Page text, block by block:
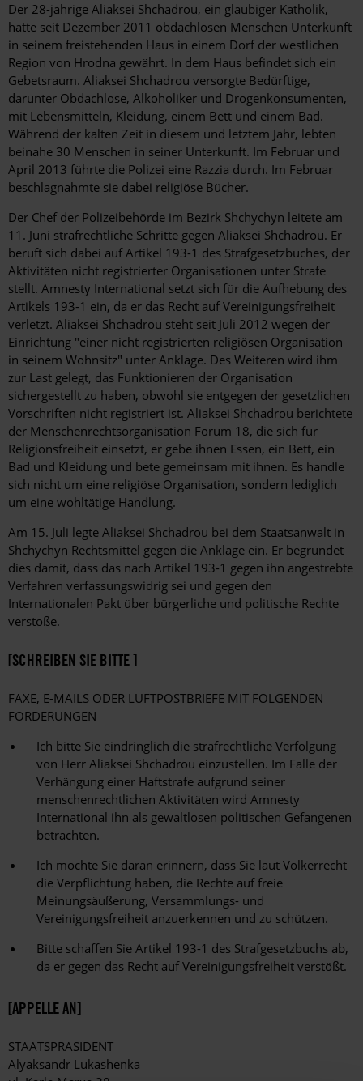
Der 28-jährige Aliaksei Shchadrou, ein gläubiger Katholik,
hatte seit Dezember 2011 obdachlosen Menschen Unterkunft
in seinem freistehenden Haus in einem Dorf der westlichen
Region von Hrodna gewährt. In dem Haus befindet sich ein
Gebetsraum. Aliaksei Shchadrou versorgte Bedürftige,
darunter Obdachlose, Alkoholiker und Drogenkonsumenten,
mit Lebensmitteln, Kleidung, einem Bett und einem Bad.
Während der kalten Zeit in diesem und letztem Jahr, lebten
beinahe 30 Menschen in seiner Unterkunft. Im Februar und
April 2013 führte die Polizei eine Razzia durch. Im Februar
beschlagnahmte sie dabei religiöse Bücher.
Der Chef der Polizeibehörde im Bezirk Shchychyn leitete am
11. Juni strafrechtliche Schritte gegen Aliaksei Shchadrou. Er
beruft sich dabei auf Artikel 193-1 des Strafgesetzbuches, der
Aktivitäten nicht registrierter Organisationen unter Strafe
stellt. Amnesty International setzt sich für die Aufhebung des
Artikels 193-1 ein, da er das Recht auf Vereinigungsfreiheit
verletzt. Aliaksei Shchadrou steht seit Juli 2012 wegen der
Einrichtung "einer nicht registrierten religiösen Organisation
in seinem Wohnsitz" unter Anklage. Des Weiteren wird ihm
zur Last gelegt, das Funktionieren der Organisation
sichergestellt zu haben, obwohl sie entgegen der gesetzlichen
Vorschriften nicht registriert ist. Aliaksei Shchadrou berichtete
der Menschenrechtsorganisation Forum 18, die sich für
Religionsfreiheit einsetzt, er gebe ihnen Essen, ein Bett, ein
Bad und Kleidung und bete gemeinsam mit ihnen. Es handle
sich nicht um eine religiöse Organisation, sondern lediglich
um eine wohltätige Handlung.
Am 15. Juli legte Aliaksei Shchadrou bei dem Staatsanwalt in
Shchychyn Rechtsmittel gegen die Anklage ein. Er begründet
dies damit, dass das nach Artikel 193-1 gegen ihn angestrebte
Verfahren verfassungswidrig sei und gegen den
Internationalen Pakt über bürgerliche und politische Rechte
verstoße.
[SCHREIBEN SIE BITTE ]
FAXE, E-MAILS ODER LUFTPOSTBRIEFE MIT FOLGENDEN
FORDERUNGEN
Ich bitte Sie eindringlich die strafrechtliche Verfolgung
von Herr Aliaksei Shchadrou einzustellen. Im Falle der
Verhängung einer Haftstrafe aufgrund seiner
menschenrechtlichen Aktivitäten wird Amnesty
International ihn als gewaltlosen politischen Gefangenen
betrachten.
Ich möchte Sie daran erinnern, dass Sie laut Völkerrecht
die Verpflichtung haben, die Rechte auf freie
Meinungsäußerung, Versammlungs- und
Vereinigungsfreiheit anzuerkennen und zu schützen.
Bitte schaffen Sie Artikel 193-1 des Strafgesetzbuchs ab,
da er gegen das Recht auf Vereinigungsfreiheit verstößt.
[APPELLE AN]
STAATSPRÄSIDENT
Alyaksandr Lukashenka